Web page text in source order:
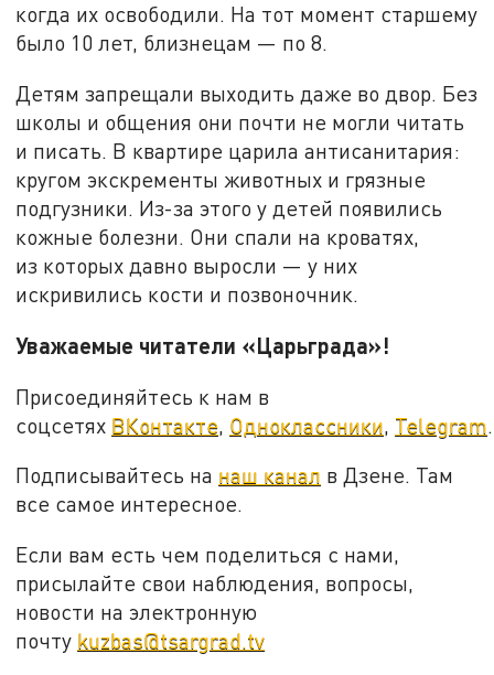
когда их освободили. На тот момент старшему
было 10 лет, близнецам — по 8.
Детям запрещали выходить даже во двор. Без
школы и общения они почти не могли читать
и писать. В квартире царила антисанитария:
кругом экскременты животных и грязные
подгузники. Из-за этого у детей появились
кожные болезни. Они спали на кроватях,
из которых давно выросли — у них
искривились кости и позвоночник.
Уважаемые читатели «Царьграда»!
Присоединяйтесь к нам в
соцсетях ВКонтакте Одноклассники Telegram
Подписывайтесь на наш канал в Дзене. Там
все самое интересное.
Если вам есть чем поделиться с нами,
присылайте свои наблюдения, вопросы,
новости на электронную
почту kuzbas@tsargrad.tv